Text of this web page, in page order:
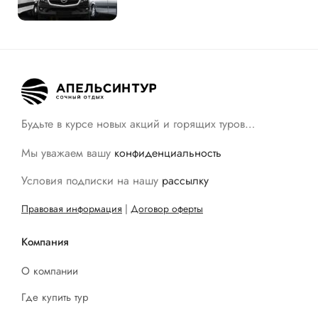
Будьте в курсе новых акций и горящих туров…
Мы уважаем вашу конфиденциальность
Условия подписки на нашу рассылку
Правовая информация | Договор оферты
Компания
О компании
Где купить тур